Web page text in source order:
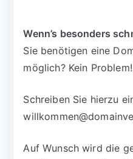
Wenn’s besonders
Sie benötigen eine
möglich? Kein Problem!
Schreiben Sie hierzu
Auf Wunsch wird die